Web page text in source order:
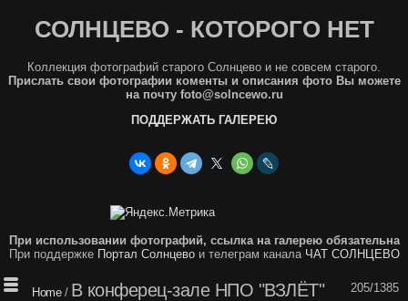
СОЛНЦЕВО - КОТОРОГО НЕТ
Коллекция фотографий старого Солнцево и не совсем старого.
Прислать свои фотографии коменты и описания фото Вы можете
на почту foto@solncewo.ru
ПОДДЕРЖАТЬ ГАЛЕРЕЮ
При использовании фотографий, ссылка на галерею обязательна
При поддержке Портал Солнцевои телеграм канала ЧАТ СОЛНЦЕВО
205/1385
Home/ В конферец-зале НПО "ВЗЛЁТ"